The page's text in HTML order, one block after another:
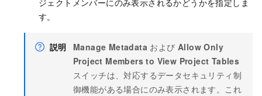
す。
説明 Manage Metadata および Allow Only
Project Members to View Project Tables
スイッチは、対応するデータセキュリティ制
御機能がある場合にのみ表示されます。これ